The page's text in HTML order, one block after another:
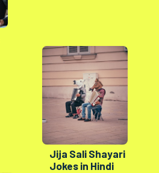
Jija Sali Shayari
Jokes in Hindi